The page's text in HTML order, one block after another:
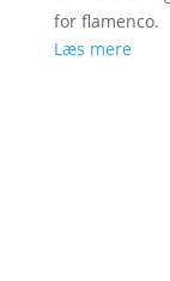
for flamenco.
Læs mere